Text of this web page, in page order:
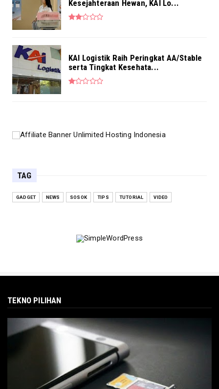
Kesejahteraan Hewan, KAI Lo...
KAI Logistik Raih Peringkat AA/Stable
serta Tingkat Kesehata...
TAG
GADGET NEWS SOSOK TIPS TUTORIAL VIDEO
TEKNO PILIHAN